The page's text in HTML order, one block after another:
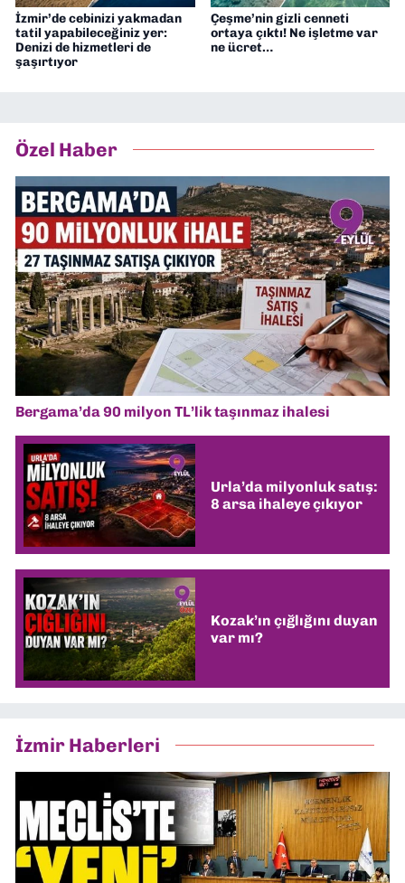
İzmir’de cebinizi yakmadan
tatil yapabileceğiniz yer:
Denizi de hizmetleri de
şaşırtıyor
Çeşme’nin gizli cenneti
ortaya çıktı! Ne işletme var
ne ücret…
Özel Haber
Bergama’da 90 milyon TL’lik taşınmaz ihalesi
Urla’da milyonluk satış:
8 arsa ihaleye çıkıyor
Kozak’ın çığlığını duyan
var mı?
İzmir Haberleri